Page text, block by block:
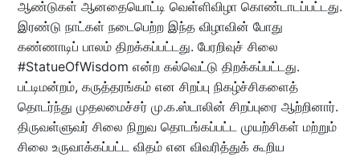
ஆண்டுகள் ஆனதையொட்டி வெள்ளிவிழா கொண்டாடப்பட்டது.
இரண்டு நாட்கள் நடைபெற்ற இந்த விழாவின் போது
கண்ணாடிப் பாலம் திறக்கப்பட்டது. பேரறிவுச் சிலை
#StatueOfWisdom என்ற கல்வெட்டு திறக்கப்பட்டது.
பட்டிமன்றம், கருத்தரங்கம் என சிறப்பு நிகழ்ச்சிகளைத்
தொடர்ந்து முதலமைச்சர் மு.க.ஸ்டாலின் சிறப்புரை ஆற்றினார்.
திருவள்ளுவர் சிலை நிறுவ தொடங்கப்பட்ட முயற்சிகள் மற்றும்
சிலை உருவாக்கப்பட்ட விதம் என விவரித்துக் கூறிய